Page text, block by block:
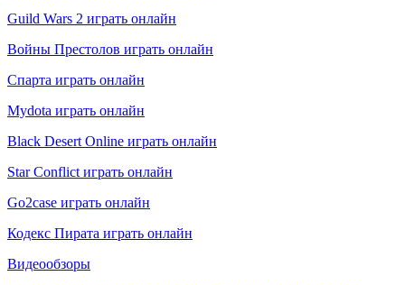
Guild Wars 2 играть онлайн
Войны Престолов играть онлайн
Спарта играть онлайн
Mydota играть онлайн
Black Desert Online играть онлайн
Star Conflict играть онлайн
Go2case играть онлайн
Кодекс Пирата играть онлайн
Видеообзоры